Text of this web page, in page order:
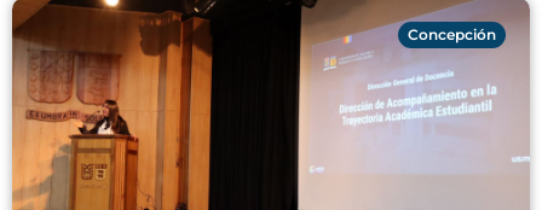
Concepción